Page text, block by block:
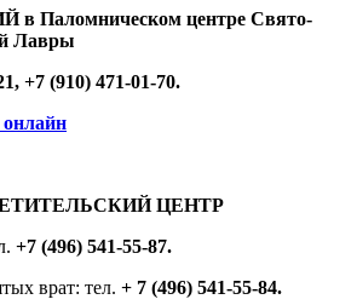
Паломническом центре Свято-
Лавры
+7 (910) 471-01-70.
онлайн
ЦЕНТР
+7 (496) 541-55-87.
врат: тел. + 7 (496) 541-55-84.